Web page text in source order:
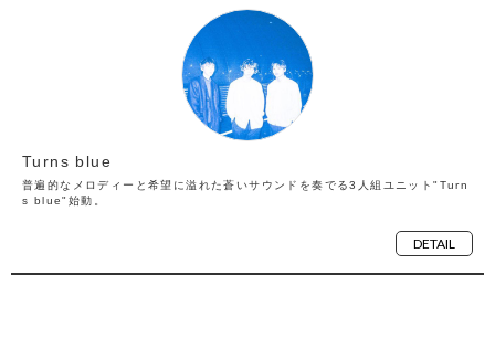
Turns blue
普遍的なメロディーと希望に溢れた蒼いサウンドを奏でる3人組ユニット"Turn
s blue"始動。
DETAIL